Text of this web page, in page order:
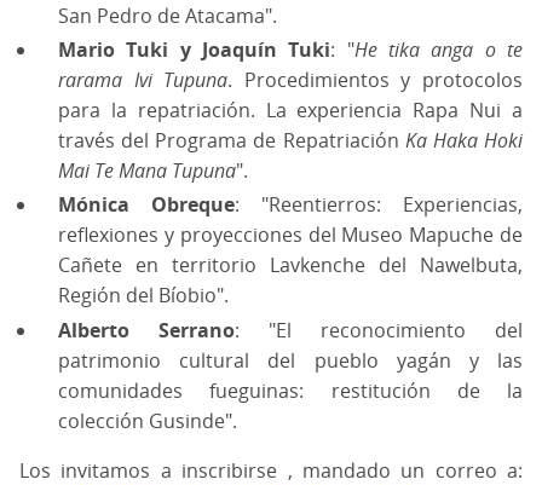
San Pedro de Atacama".
Mario Tuki y Joaquín Tuki: "He tika anga o te
rarama Ivi Tupuna. Procedimientos y protocolos
para la repatriación. La experiencia Rapa Nui a
través del Programa de Repatriación Ka Haka Hoki
Mai Te Mana Tupuna".
Mónica Obreque: "Reentierros: Experiencias,
reflexiones y proyecciones del Museo Mapuche de
Cañete en territorio Lavkenche del Nawelbuta,
Región del Bíobio".
Alberto Serrano: "El reconocimiento del
patrimonio cultural del pueblo yagán y las
comunidades fueguinas: restitución de la
colección Gusinde".
Los invitamos a inscribirse , mandado un correo a: